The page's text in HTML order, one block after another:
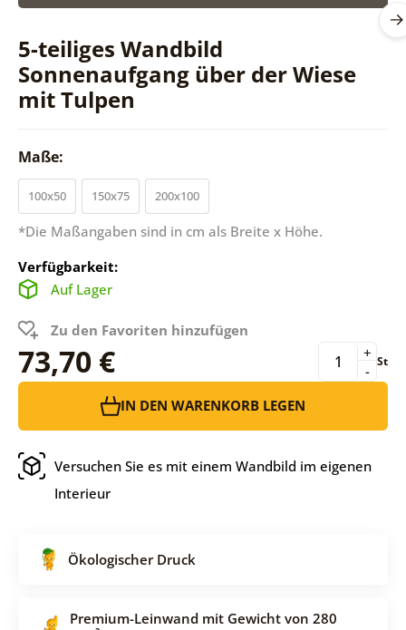
5-teiliges Wandbild
Sonnenaufgang über der Wiese
mit Tulpen
Maße:
100x50 150x75 200x100
*Die Maßangaben sind in cm als Breite x Höhe.
Verfügbarkeit:
Auf Lager
Zu den Favoriten hinzufügen
73,70 € -
+ St
IN DEN WARENKORB LEGEN
Versuchen Sie es mit einem Wandbild im eigenen
Interieur
Ökologischer Druck
Premium-Leinwand mit Gewicht von 280